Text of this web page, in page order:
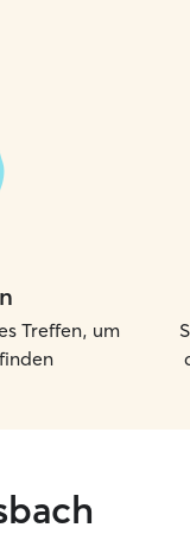
Treffen, um